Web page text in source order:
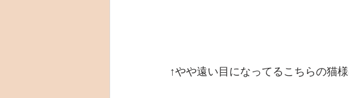
↑やや遠い目になってるこちらの猫